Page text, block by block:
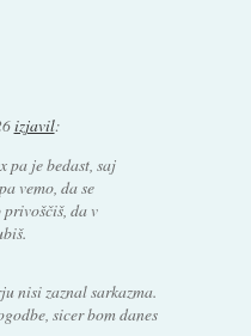
izjavil:
pa je bedast, saj
vemo, da se
da v
nisi zaznal sarkazma.
sicer bom danes